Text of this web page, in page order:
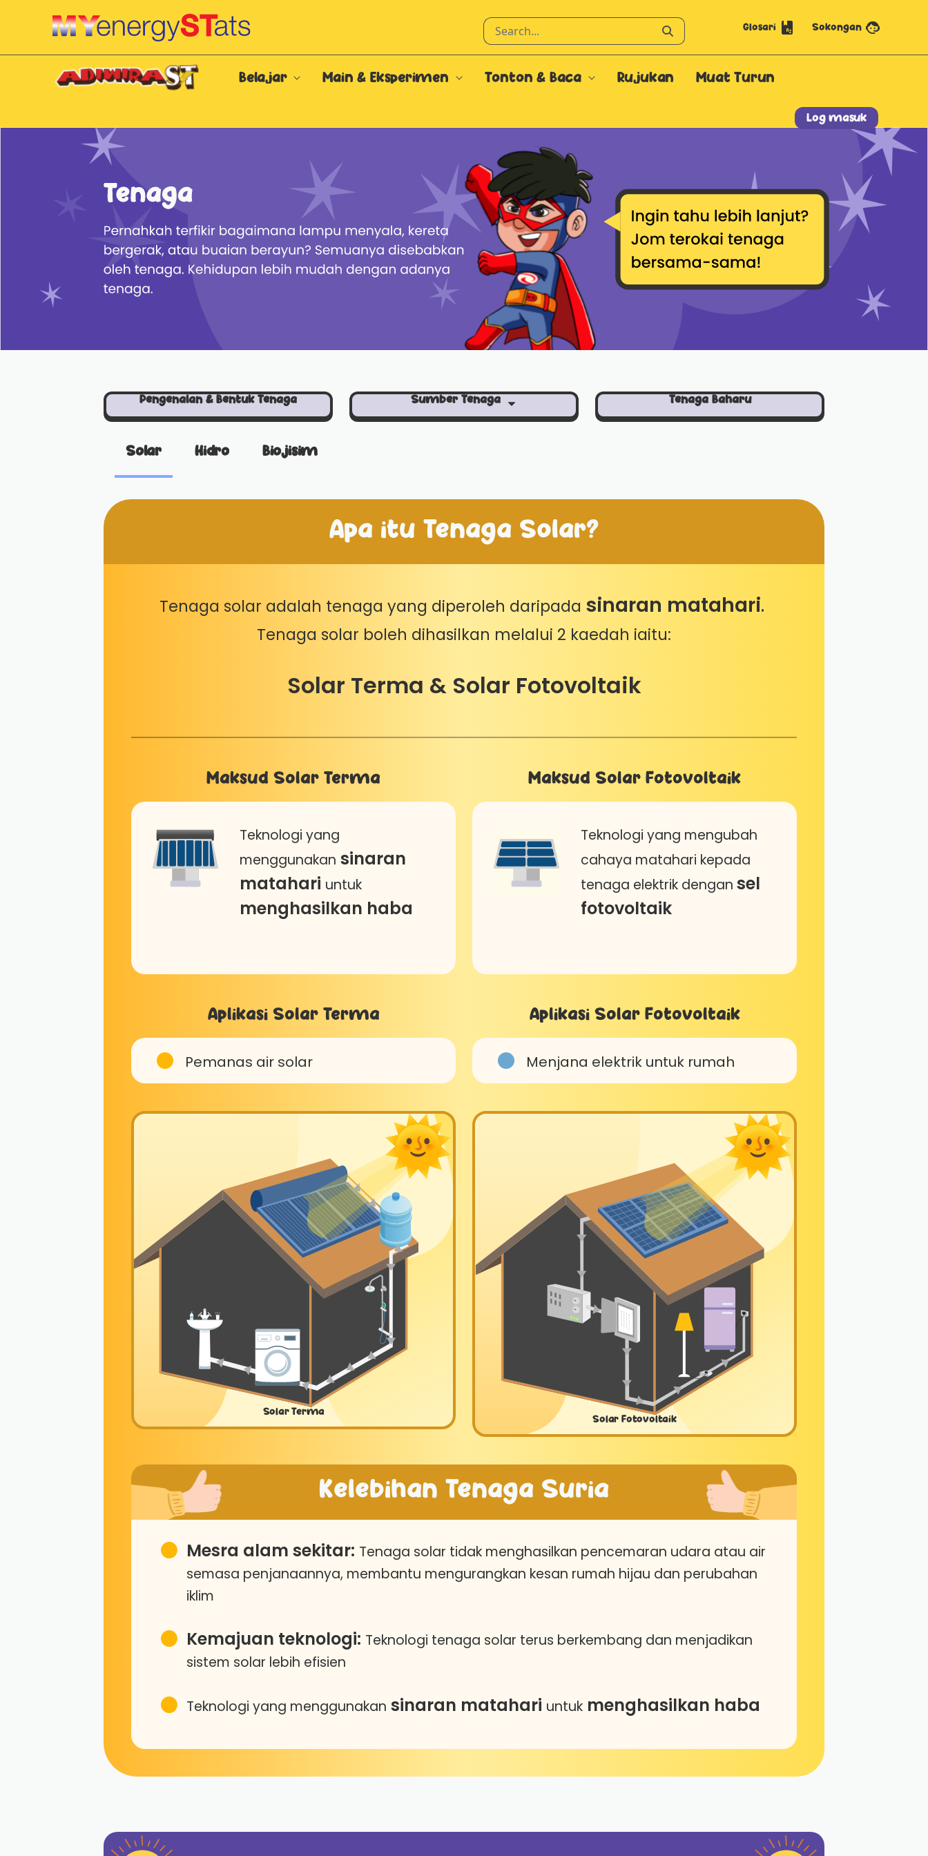
Skip to Main Content
Glosari Sokongan
Belajar Main & Eksperimen Tonton & Baca Rujukan Muat Turun
Log masuk
Sumber Tenaga - Tenaga Boleh Baharu - Adiwira ST
Pengenalan & Bentuk Tenaga Sumber Tenaga Tenaga Baharu
Solar Hidro Biojisim
Apa itu Tenaga Solar?
Tenaga solar adalah tenaga yang diperoleh daripada sinaran matahari.
Tenaga solar boleh dihasilkan melalui 2 kaedah iaitu:
Solar Terma & Solar Fotovoltaik
Maksud Solar Terma
Teknologi yang
menggunakan sinaran
matahari untuk
menghasilkan haba
Maksud Solar Fotovoltaik
Teknologi yang mengubah
cahaya matahari kepada
tenaga elektrik dengan sel
fotovoltaik
Aplikasi Solar Terma
Pemanas air solar
Solar Terma
Aplikasi Solar Fotovoltaik
Menjana elektrik untuk rumah
Solar Fotovoltaik
Kelebihan Tenaga Suria
Mesra alam sekitar: Tenaga solar tidak menghasilkan pencemaran udara atau air
semasa penjanaannya, membantu mengurangkan kesan rumah hijau dan perubahan
iklim
Kemajuan teknologi: Teknologi tenaga solar terus berkembang dan menjadikan
sistem solar lebih efisien
Teknologi yang menggunakan sinaran matahari untuk menghasilkan haba